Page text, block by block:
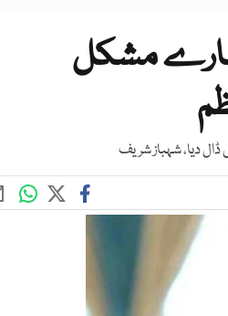
مشکل
دیا، شہباز شریف